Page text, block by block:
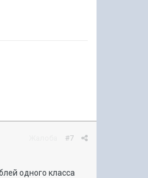
#7
одного класса